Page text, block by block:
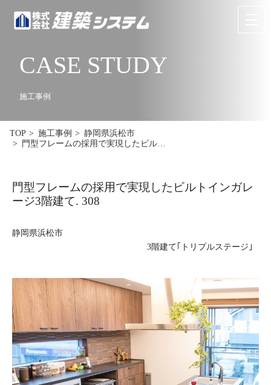
CASE STUDY
施工事例
TOP 施工事例
静岡県浜松市
門型フレームの採用で実現したビル…
門型フレームの採用で実現したビルトインガレ
ージ3階建て. 308
静岡県浜松市
3階建て｢トリプルステージ｣
お問い合わせ
HOME
商品ラインナップ
施工事例
お客様の声
採用情報
モデルハウス
ルームツアー
お知らせ